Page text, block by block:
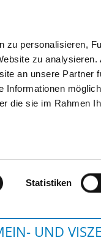
zu personalisieren,
zu analysieren.
an unsere Partner
Informationen
die sie im Rahmen
Statistiken
TIPS &
UND